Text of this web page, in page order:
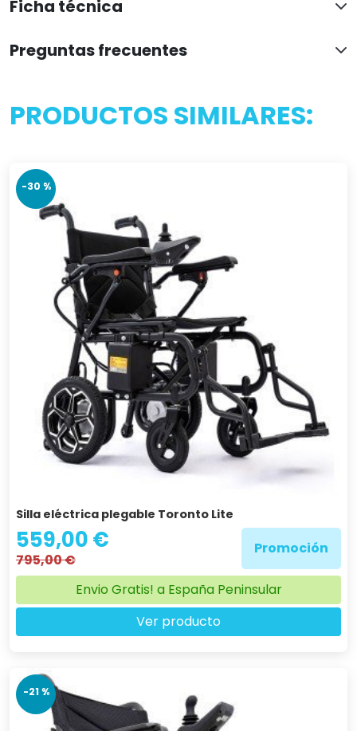
Ficha técnica
Preguntas frecuentes
PRODUCTOS SIMILARES:
-30 %
Silla eléctrica plegable Toronto Lite
559,00 €
795,00 €
Promoción
Envio Gratis! a España Peninsular
Ver producto
-21 %